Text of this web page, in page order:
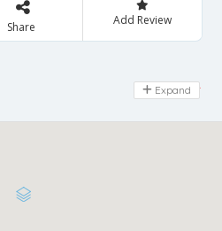
Share Add Review
Day Off
Expand